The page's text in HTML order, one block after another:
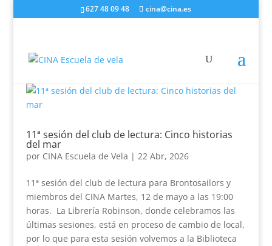
627 48 09 48 cina@cina.es
11ª sesión del club de lectura: Cinco historias
del mar
por CINA Escuela de Vela | 22 Abr, 2026
11ª sesión del club de lectura para Brontosailors y
miembros del CINA Martes, 12 de mayo a las 19:00
horas. La Librería Robinson, donde celebramos las
últimas sesiones, está en proceso de cambio de local,
por lo que para esta sesión volvemos a la Biblioteca